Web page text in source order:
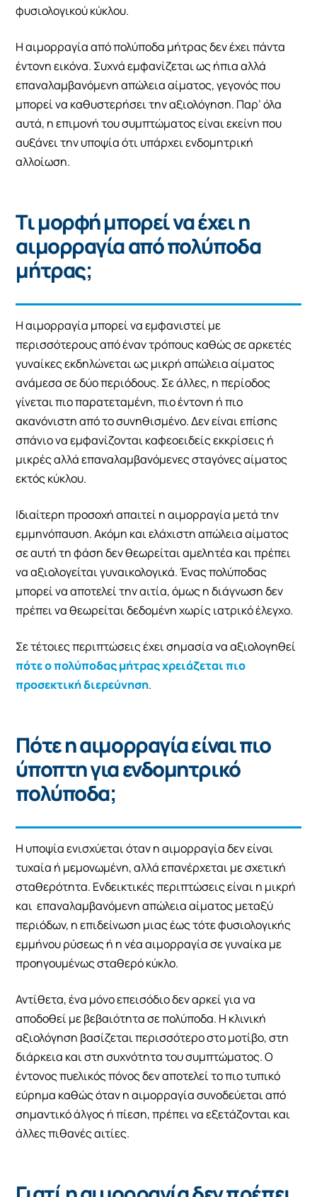
φυσιολογικού κύκλου.
Η αιμορραγία από πολύποδα μήτρας δεν έχει πάντα
έντονη εικόνα. Συχνά εμφανίζεται ως ήπια αλλά
επαναλαμβανόμενη απώλεια αίματος, γεγονός που
μπορεί να καθυστερήσει την αξιολόγηση. Παρ’ όλα
αυτά, η επιμονή του συμπτώματος είναι εκείνη που
αυξάνει την υποψία ότι υπάρχει ενδομητρική
αλλοίωση.
Τι μορφή μπορεί να έχει η
αιμορραγία από πολύποδα
μήτρας;
Η αιμορραγία μπορεί να εμφανιστεί με
περισσότερους από έναν τρόπους καθώς σε αρκετές
γυναίκες εκδηλώνεται ως μικρή απώλεια αίματος
ανάμεσα σε δύο περιόδους. Σε άλλες, η περίοδος
γίνεται πιο παρατεταμένη, πιο έντονη ή πιο
ακανόνιστη από το συνηθισμένο. Δεν είναι επίσης
σπάνιο να εμφανίζονται καφεοειδείς εκκρίσεις ή
μικρές αλλά επαναλαμβανόμενες σταγόνες αίματος
εκτός κύκλου.
Ιδιαίτερη προσοχή απαιτεί η αιμορραγία μετά την
εμμηνόπαυση. Ακόμη και ελάχιστη απώλεια αίματος
σε αυτή τη φάση δεν θεωρείται αμελητέα και πρέπει
να αξιολογείται γυναικολογικά. Ένας πολύποδας
μπορεί να αποτελεί την αιτία, όμως η διάγνωση δεν
πρέπει να θεωρείται δεδομένη χωρίς ιατρικό έλεγχο.
Σε τέτοιες περιπτώσεις έχει σημασία να αξιολογηθεί
πότε ο πολύποδας μήτρας χρειάζεται πιο
προσεκτική διερεύνηση.
Πότε η αιμορραγία είναι πιο
ύποπτη για ενδομητρικό
πολύποδα;
Η υποψία ενισχύεται όταν η αιμορραγία δεν είναι
τυχαία ή μεμονωμένη, αλλά επανέρχεται με σχετική
σταθερότητα. Ενδεικτικές περιπτώσεις είναι η μικρή
και επαναλαμβανόμενη απώλεια αίματος μεταξύ
περιόδων, η επιδείνωση μιας έως τότε φυσιολογικής
εμμήνου ρύσεως ή η νέα αιμορραγία σε γυναίκα με
προηγουμένως σταθερό κύκλο.
Αντίθετα, ένα μόνο επεισόδιο δεν αρκεί για να
αποδοθεί με βεβαιότητα σε πολύποδα. Η κλινική
αξιολόγηση βασίζεται περισσότερο στο μοτίβο, στη
διάρκεια και στη συχνότητα του συμπτώματος. Ο
έντονος πυελικός πόνος δεν αποτελεί το πιο τυπικό
εύρημα καθώς όταν η αιμορραγία συνοδεύεται από
σημαντικό άλγος ή πίεση, πρέπει να εξετάζονται και
άλλες πιθανές αιτίες.